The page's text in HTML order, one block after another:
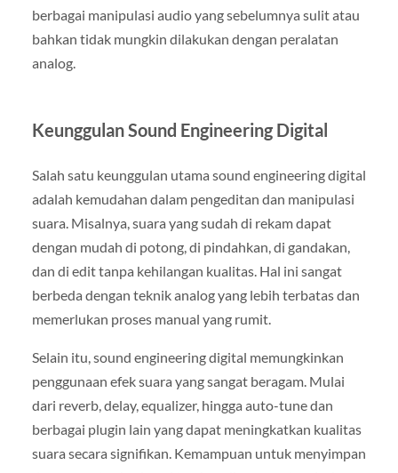
berbagai manipulasi audio yang sebelumnya sulit atau
bahkan tidak mungkin dilakukan dengan peralatan
analog.
Keunggulan Sound Engineering Digital
Salah satu keunggulan utama sound engineering digital
adalah kemudahan dalam pengeditan dan manipulasi
suara. Misalnya, suara yang sudah di rekam dapat
dengan mudah di potong, di pindahkan, di gandakan,
dan di edit tanpa kehilangan kualitas. Hal ini sangat
berbeda dengan teknik analog yang lebih terbatas dan
memerlukan proses manual yang rumit.
Selain itu, sound engineering digital memungkinkan
penggunaan efek suara yang sangat beragam. Mulai
dari reverb, delay, equalizer, hingga auto-tune dan
berbagai plugin lain yang dapat meningkatkan kualitas
suara secara signifikan. Kemampuan untuk menyimpan